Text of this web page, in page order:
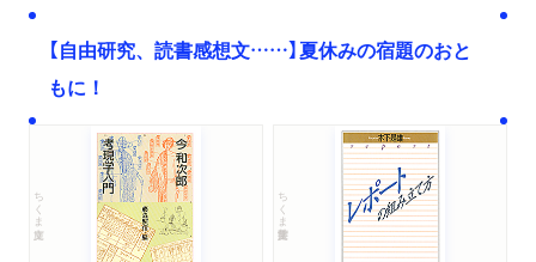
【自由研究、読書感想文……】夏休みの宿題のおと
もに！
ちくま文庫 ちくま学芸文庫